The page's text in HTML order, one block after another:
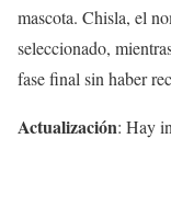
mascota. Chisla, el
seleccionado,
fase final sin haber
Actualización: Hay